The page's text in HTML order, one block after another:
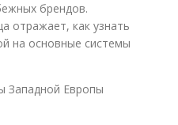
брендов.
отражает, как узнать
на основные системы
Западной Европы